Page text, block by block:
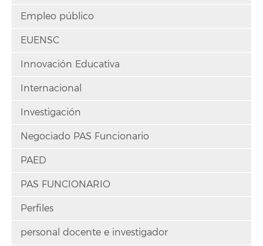
Empleo público
EUENSC
Innovación Educativa
Internacional
Investigación
Negociado PAS Funcionario
PAED
PAS FUNCIONARIO
Perfiles
personal docente e investigador